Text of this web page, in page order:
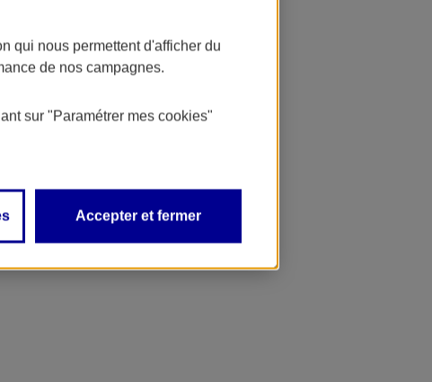
qui nous permettent d'afficher du
de nos campagnes.
sur "Paramétrer mes cookies"
Accepter et fermer